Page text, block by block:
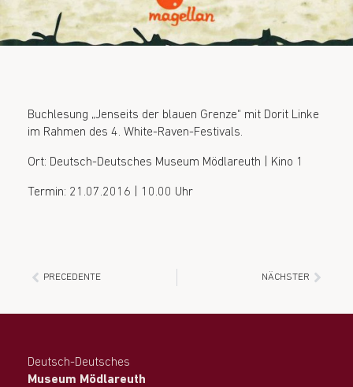
Buchlesung „Jenseits der blauen Grenze“ mit Dorit Linke
im Rahmen des 4. White-Raven-Festivals.
Ort: Deutsch-Deutsches Museum Mödlareuth | Kino 1
Termin: 21.07.2016 | 10.00 Uhr
PRECEDENTE NÄCHSTER
Deutsch-Deutsches
Museum Mödlareuth